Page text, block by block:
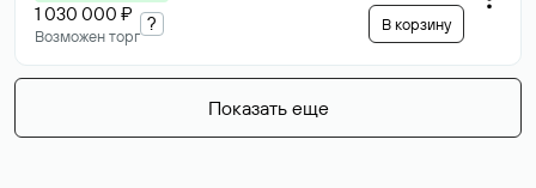
1 030 000 ₽
Возможен торг
? В корзину
Показать еще